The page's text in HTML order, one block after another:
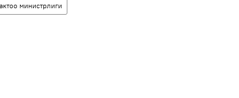
министрлиги